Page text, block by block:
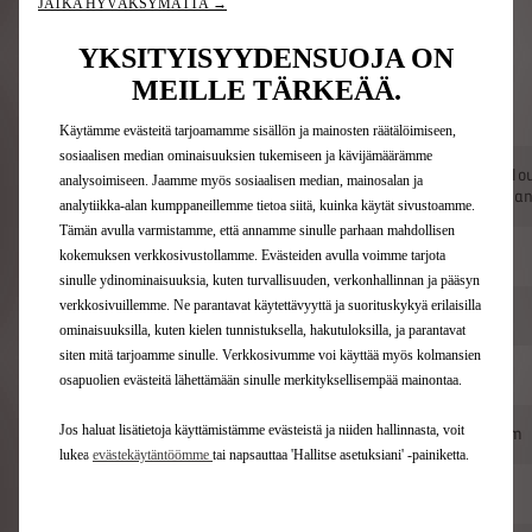
energiatehokkuutta. Reitti yhdisteli valtateitä,
ohitusteitä. Lämpötilan vaihdellessa aamun 12
°C:sta iltapäivän 19 °C:een molemmat autot
Reitti
Vélizy (Pariisin
(Lounais-
Ajettu matka 750 km
Keskinopeus 54 km/h
Lämpötila-alue 12 °C – 19 °C
Keskikulutus 11,7 kWh/100 km
YKSITYISYYDENSUOJA ON
MEILLE TÄRKEÄÄ.
Käytämme evästeitä tarjoamamme sisällön ja mainosten räätälöimiseen,
sosiaalisen median ominaisuuksien tukemiseen ja kävijämäärämme
analysoimiseen. Jaamme myös sosiaalisen median, mainosalan ja
analytiikka-alan kumppaneillemme tietoa siitä, kuinka käytät sivustoamme.
Tämän avulla varmistamme, että annamme sinulle parhaan mahdollisen
kokemuksen verkkosivustollamme. Evästeiden avulla voimme tarjota
sinulle ydinominaisuuksia, kuten turvallisuuden, verkonhallinnan ja pääsyn
verkkosivuillemme. Ne parantavat käytettävyyttä ja suorituskykyä erilaisilla
ominaisuuksilla, kuten kielen tunnistuksella, hakutuloksilla, ja parantavat
siten mitä tarjoamme sinulle. Verkkosivumme voi käyttää myös kolmansien
osapuolien evästeitä lähettämään sinulle merkityksellisempää mainontaa.
Jos haluat lisätietoja käyttämistämme evästeistä ja niiden hallinnasta, voit
lukea evästekäytäntöömme tai napsauttaa 'Hallitse asetuksiani' -painiketta.